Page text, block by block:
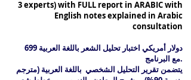
3 experts) with FULL report in ARABIC with
English notes explained in Arabic
consultation
699 دولار أمريكي اختبار تحليل الشعر باللغة العربية
مع البرنامج.
يتضمن تقرير التحليل الشخصي باللغة العربية (مترجم